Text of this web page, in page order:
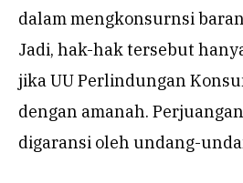
dalam mengkonsurnsi
Jadi, hak-hak tersebut
jika UU Perlindungan
dengan amanah.
digaransi oleh undang-